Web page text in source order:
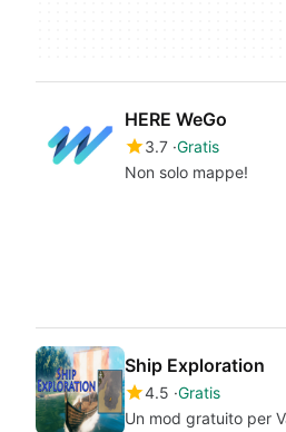
HERE WeGo
3.7 Gratis
Non solo mappe!
Ship Exploration
4.5 Gratis
Un mod gratuito per